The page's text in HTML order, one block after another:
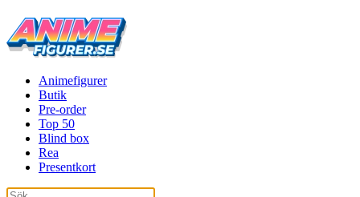
Animefigurer
Butik
Pre-order
Top 50
Blind box
Rea
Presentkort